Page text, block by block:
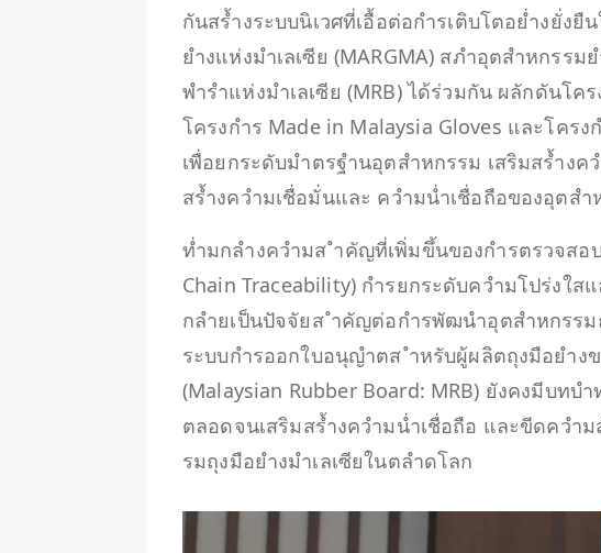
กันสร้ำงระบบนิเวศที่เอื้อต่อกำรเติบโตอย่ำงยั่ง
ยำงแห่งมำเลเซีย (MARGMA) สภำอุตสำหกรรม
พำรำแห่งมำเลเซีย (MRB) ได้ร่วมกัน ผลักดันโ
โครงกำร Made in Malaysia Gloves และโคร
เพื่อยกระดับมำตรฐำนอุตสำหกรรม เสริมสร้ำง
สร้ำงควำมเชื่อมั่นและ ควำมน่ำเชื่อถือของอุตส
ท่ำมกลำงควำมส ำคัญที่เพิ่มขึ้นของกำรตรวจส
Chain Traceability) กำรยกระดับควำมโปร่งใ
กลำยเป็นปัจจัยส ำคัญต่อกำรพัฒนำอุตสำหกรรม
ระบบกำรออกใบอนุญำตส ำหรับผู้ผลิตถุงมือยำง
(Malaysian Rubber Board: MRB) ยังคงมีบท
ตลอดจนเสริมสร้ำงควำมน่ำเชื่อถือ และขีดควำ
รมถุงมือยำงมำเลเซียในตลำดโลก